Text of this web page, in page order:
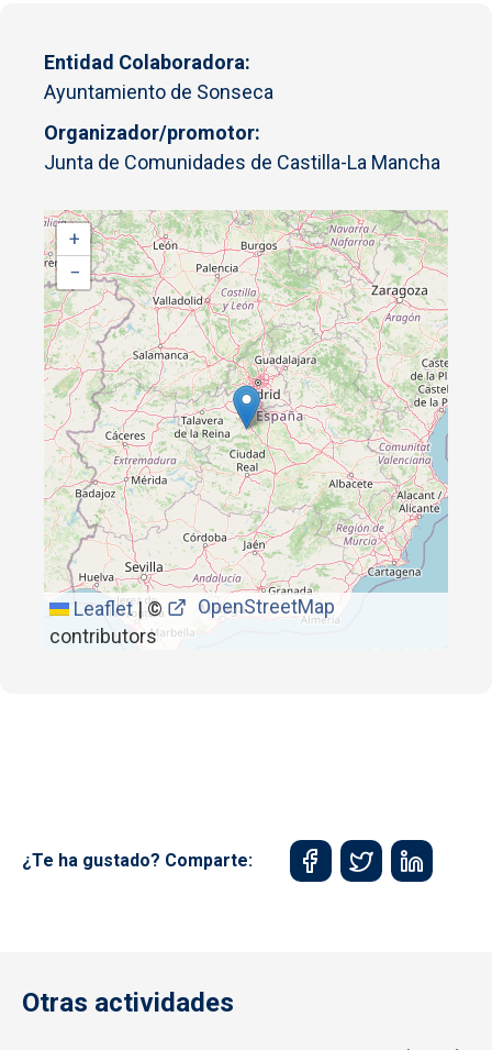
Entidad Colaboradora
Ayuntamiento de Sonseca
Organizador/promotor
Junta de Comunidades de Castilla-La Mancha
+
−
Leaflet|©
OpenStreetMap
contributors
¿Te ha gustado? Comparte:
Otras actividades